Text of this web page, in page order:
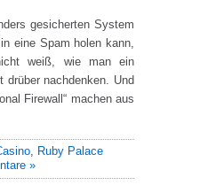
gesicherten System
eine Spam holen kann,
weiß, wie man ein
nachdenken. Und
Firewall“ machen aus
,
Ruby Palace
»